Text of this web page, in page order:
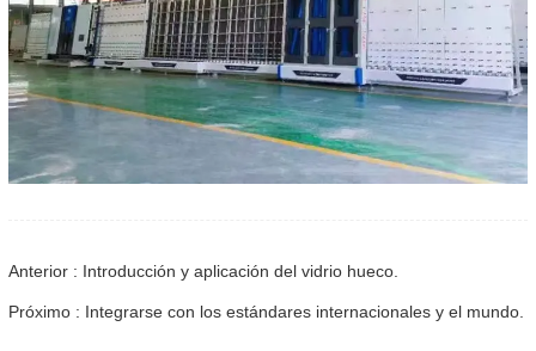
Anterior : Introducción y aplicación del vidrio hueco.
Próximo : Integrarse con los estándares internacionales y el mundo.